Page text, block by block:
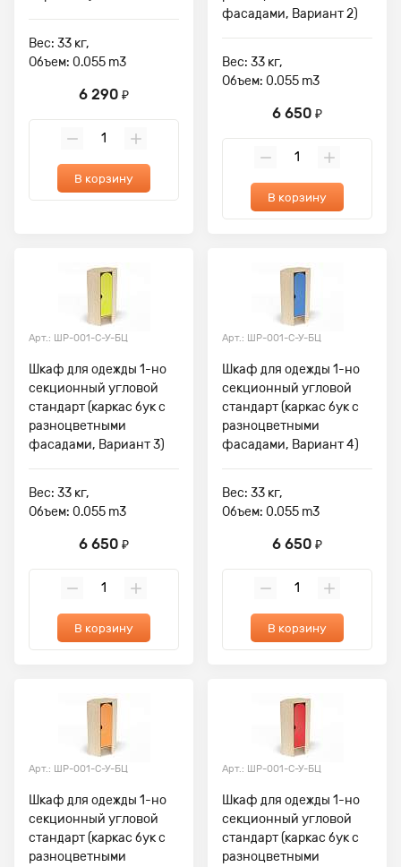
Вес: 33 кг,
Объем: 0.055 m3
6 290 ₽
В корзину
фасадами, Вариант 2)
Вес: 33 кг,
Объем: 0.055 m3
6 650 ₽
В корзину
Арт.: ШР-001-С-У-БЦ
Шкаф для одежды 1-но
секционный угловой
стандарт (каркас бук с
разноцветными
фасадами, Вариант 3)
Вес: 33 кг,
Объем: 0.055 m3
6 650 ₽
В корзину
Арт.: ШР-001-С-У-БЦ
Шкаф для одежды 1-но
секционный угловой
стандарт (каркас бук с
разноцветными
фасадами, Вариант 4)
Вес: 33 кг,
Объем: 0.055 m3
6 650 ₽
В корзину
Арт.: ШР-001-С-У-БЦ
Шкаф для одежды 1-но
секционный угловой
стандарт (каркас бук с
разноцветными
Арт.: ШР-001-С-У-БЦ
Шкаф для одежды 1-но
секционный угловой
стандарт (каркас бук с
разноцветными